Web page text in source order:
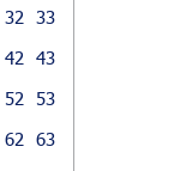
32
33
42
43
52
53
62
63